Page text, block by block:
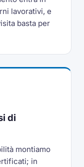
lavorativi, e
basta per
di
montiamo
in